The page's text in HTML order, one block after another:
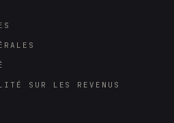
SUR LES REVENUS